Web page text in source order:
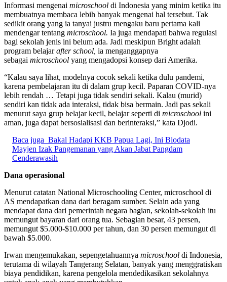
Informasi mengenai microschool di Indonesia yang minim ketika itu
membuatnya membaca lebih banyak mengenai hal tersebut. Tak
sedikit orang yang ia tanyai justru mengaku baru pertama kali
mendengar tentang microschool. Ia juga mendapati bahwa regulasi
bagi sekolah jenis ini belum ada. Jadi meskipun Bright adalah
program belajarafter school, ia menganggapnya
sebagai microschool yang mengadopsi konsep dari Amerika.
“Kalau saya lihat, modelnya cocok sekali ketika dulu pandemi,
karena pembelajaran itu di dalam grup kecil. Paparan COVID-nya
lebih rendah … Tetapi juga tidak sendiri sekali. Kalau (murid)
sendiri kan tidak ada interaksi, tidak bisa bermain. Jadi pas sekali
menurut saya grup belajar kecil, belajar seperti di microschool ini
aman, juga dapat bersosialisasi dan berinteraksi,” kata Djodi.
Baca juga Bakal Hadapi KKB Papua Lagi, Ini Biodata
Mayjen Izak Pangemanan yang Akan Jabat Pangdam
Cenderawasih
Dana operasional
Menurut catatan National Microschooling Center, microschool di
AS mendapatkan dana dari beragam sumber. Selain ada yang
mendapat dana dari pemerintah negara bagian, sekolah-sekolah itu
memungut bayaran dari orang tua. Sebagian besar, 43 persen,
memungut $5.000-$10.000 per tahun, dan 30 persen memungut di
bawah $5.000.
Irwan mengemukakan, sepengetahuannya microschool di Indonesia,
terutama di wilayah Tangerang Selatan, banyak yang menggratiskan
biaya pendidikan, karena pengelola mendedikasikan sekolahnya